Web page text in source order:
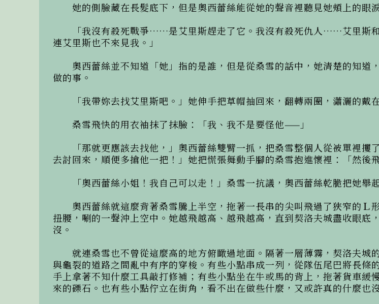
她的側臉藏在長髮底下，但是奧西蕾絲能從她的聲音裡聽見她頰上的眼
「我沒有殺死戰爭……是艾里斯趕走了它。我沒有殺死仇人……艾里斯
連艾里斯也不來見我。」
奧西蕾絲並不知道「她」指的是誰，但是從桑雪的話中，她清楚的知道
做的事。
「我帶妳去找艾里斯吧。」她伸手把草帽抽回來，翻轉兩圈，瀟灑的戴在
桑雪飛快的用衣袖抹了抹臉：「我、我不是要怪他——」
「那就更應該去找他，」奧西蕾絲雙臂一抓，把桑雪整個人從被單裡攫
去討回來，順便多搶他一把！」她把慌張舞動手腳的桑雪抱進懷裡：「然後
「奧西蕾絲小姐！我自己可以走！」桑雪一抗議，奧西蕾絲乾脆把她舉
奧西蕾絲就這麼背著桑雪騰上半空，拖著一長串的尖叫飛過了狹窄的Ｌ
扭腰，唰的一聲沖上空中。她越飛越高、越飛越高，直到契洛夫城盡收眼
沒。
就連桑雪也不曾從這麼高的地方俯瞰過地面。隔著一層薄霧，契洛夫城
與龜裂的道路之間亂中有序的穿梭。有些小點串成一列，從隊伍尾巴將長條
手上拿著不知什麼工具敲打修補；有些小點坐在牛或馬的背上，拖著貨車
來的礫石。也有些小點佇立在街角，看不出在做些什麼，又或許真的什麼也